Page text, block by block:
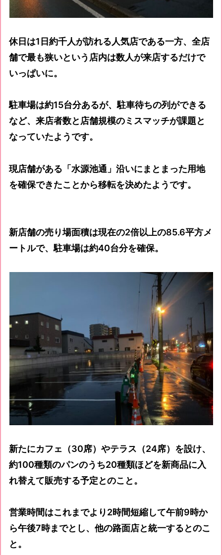
休日は1日約千人が訪れる人気店である一方、全店
舗で最も狭いという店内は数人が来店するだけで
いっぱいに。
駐車場は約15台分あるが、駐車待ちの列ができる
など、来店者数と店舗規模のミスマッチが課題と
なっていたようです。
現店舗がある「水源池通」沿いにまとまった用地
を確保できたことから移転を決めたようです。
新店舗の売り場面積は現在の2倍以上の85.6平方メ
ートルで、駐車場は約40台分を確保。
新たにカフェ（30席）やテラス（24席）を設け、
約100種類のパンのうち20種類ほどを新商品に入
れ替えて販売する予定とのこと。
営業時間はこれまでより2時間短縮して午前9時か
ら午後7時までとし、他の路面店と統一するとのこ
と。